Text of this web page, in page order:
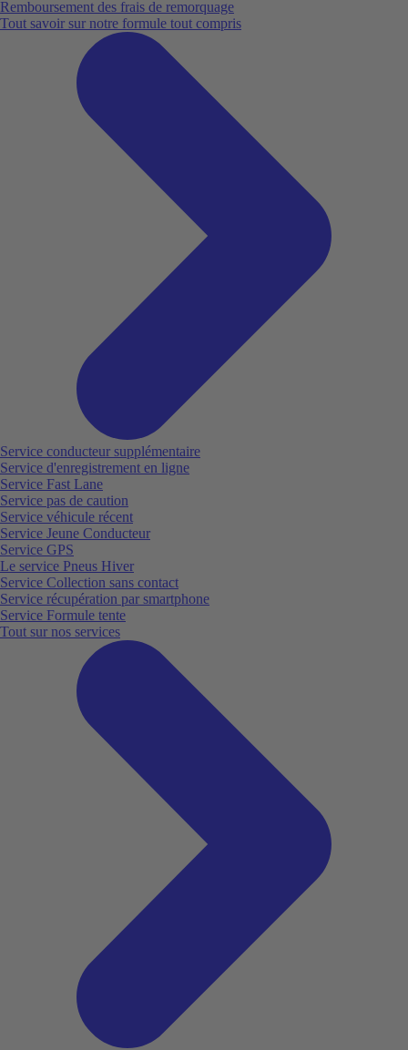
Remboursement des frais de remorquage
Tout savoir sur notre formule tout compris
Service conducteur supplémentaire
Service d'enregistrement en ligne
Service Fast Lane
Service pas de caution
Service véhicule récent
Service Jeune Conducteur
Service GPS
Le service Pneus Hiver
Service Collection sans contact
Service récupération par smartphone
Service Formule tente
Tout sur nos services